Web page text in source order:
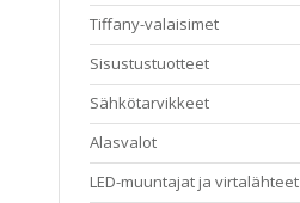
Tiffany-valaisimet
Sisustustuotteet
Sähkötarvikkeet
Alasvalot
LED-muuntajat ja virtalähteet